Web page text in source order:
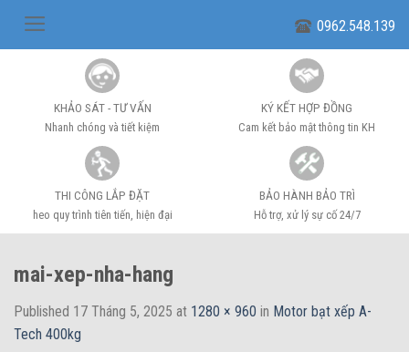
0962.548.139
KHẢO SÁT - TƯ VẤN
Nhanh chóng và tiết kiệm
KÝ KẾT HỢP ĐỒNG
Cam kết bảo mật thông tin KH
THI CÔNG LẮP ĐẶT
heo quy trình tiên tiến, hiện đại
BẢO HÀNH BẢO TRÌ
Hỗ trợ, xử lý sự cố 24/7
mai-xep-nha-hang
Published 17 Tháng 5, 2025 at 1280 × 960 in Motor bạt xếp A-
Tech 400kg